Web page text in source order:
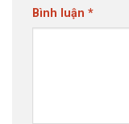
Bình luận *